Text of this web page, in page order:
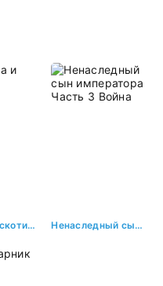
Мальвина и скотина Ненаследный сын императора Часть 3 Война